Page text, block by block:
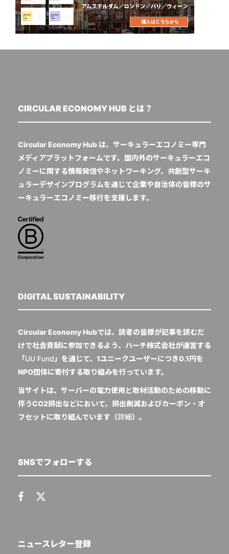
CIRCULAR ECONOMY HUB とは？
Circular Economy Hub は、サーキュラーエコノミー専門
メディアプラットフォームです。国内外のサーキュラーエコ
ノミーに関する情報発信やネットワーキング、共創型サーキ
ュラーデザインプログラムを通じて企業や自治体の皆様のサ
ーキュラーエコノミー移行を支援します。
DIGITAL SUSTAINABILITY
Circular Economy Hubでは、読者の皆様が記事を読むだ
けで社会貢献に参加できるよう、ハーチ株式会社が運営する
「UU Fund 」を通じて、1ユニークユーザーにつき0.1円を
NPO団体に寄付する取り組みを行っています。
当サイトは、サーバーの電力使用と取材活動のための移動に
伴うCO2排出などにおいて、排出削減およびカーボン・オ
フセットに取り組んでいます（詳細）。
SNSでフォローする
ニュースレター登録